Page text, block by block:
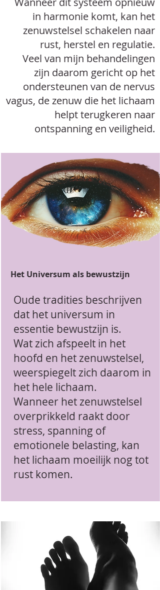
in harmonie komt, kan het
zenuwstelsel schakelen naar
rust, herstel en regulatie.
Veel van mijn behandelingen
zijn daarom gericht op het
ondersteunen van de nervus
vagus, de zenuw die het lichaam
helpt terugkeren naar
ontspanning en veiligheid.
Het Universum als bewustzijn
Oude tradities beschrijven
dat het universum in
essentie bewustzijn is.
Wat zich afspeelt in het
hoofd en het zenuwstelsel,
weerspiegelt zich daarom in
het hele lichaam.
Wanneer het zenuwstelsel
overprikkeld raakt door
stress, spanning of
emotionele belasting, kan
het lichaam moeilijk nog tot
rust komen.